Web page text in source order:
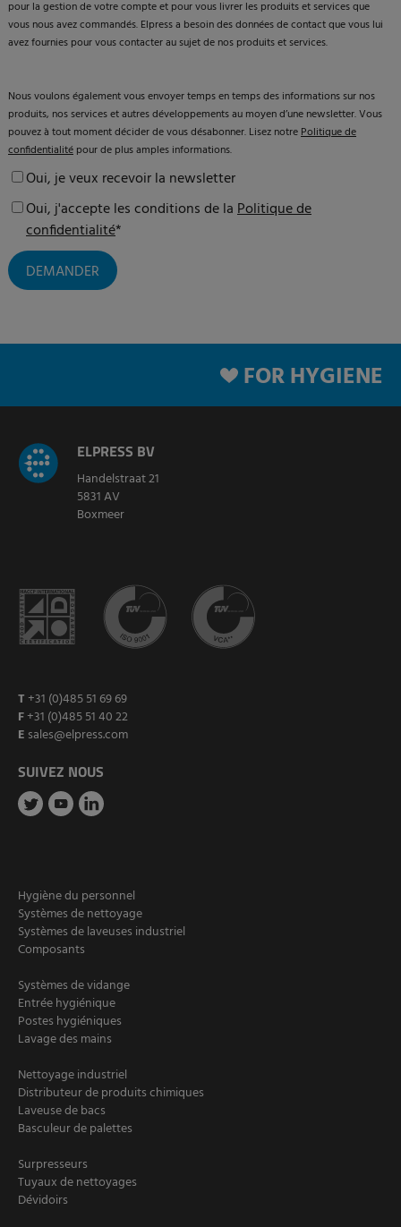
pour la gestion de votre compte et pour vous livrer les produits et services que
vous nous avez commandés. Elpress a besoin des données de contact que vous lui
avez fournies pour vous contacter au sujet de nos produits et services.
Nous voulons également vous envoyer temps en temps des informations sur nos
produits, nos services et autres développements au moyen d’une newsletter. Vous
pouvez à tout moment décider de vous désabonner. Lisez notrePolitique de
confidentialité pour de plus amples informations.
Oui, je veux recevoir la newsletter
Oui, j'accepte les conditions de laPolitique de
confidentialité*
FOR HYGIENE
ELPRESS BV
Handelstraat 21
5831 AV
Boxmeer
T +31 (0)485 51 69 69
F+31 (0)485 51 40 22
E sales@elpress.com
SUIVEZ NOUS
Hygiène du personnel
Systèmes de nettoyage
Systèmes de laveuses industriel
Composants
Systèmes de vidange
Entrée hygiénique
Postes hygiéniques
Lavage des mains
Nettoyage industriel
Distributeur de produits chimiques
Laveuse de bacs
Basculeur de palettes
Surpresseurs
Tuyaux de nettoyages
Dévidoirs